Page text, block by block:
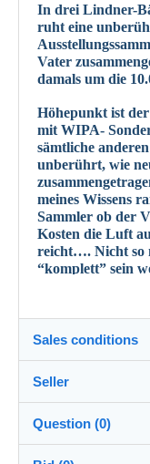
In drei Lindner-
ruht eine
Vater
damals um die
Höhepunkt ist der
mit WIPA-
sämtliche
unberührt, wie
meines Wissens
Sammler ob der
Kosten die Luft
reicht…. Nicht so
“komplett” sein
Aber wie auch
WIPA- Bestand,
Versandkosten
Sie sind,
10.- Euro durch,
Zweifelsfall erst
liefere ich wegen
Sales conditions
Destination:
See the list of
Shipping:
Seller
Question (0)